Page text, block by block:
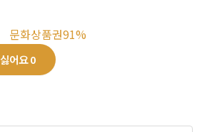
문화상품권91%
싫어요0